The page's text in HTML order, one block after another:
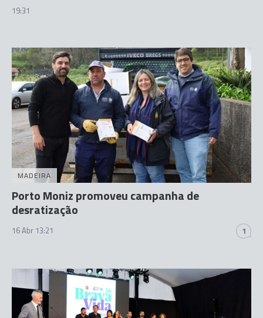
19:31
MADEIRA
Porto Moniz promoveu campanha de
desratização
16 Abr 13:21 1